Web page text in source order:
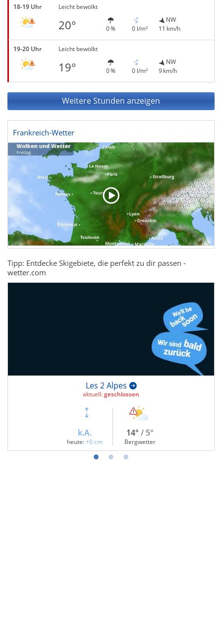
18-19 Uhr Leicht bewölkt
20° 0 % 0 l/m²
NW
11 km/h
19-20 Uhr Leicht bewölkt
19° 0 % 0 l/m²
NW
9 km/h
Weitere Stunden anzeigen
Frankreich-Wetter
Tipp: Entdecke Skigebiete, die perfekt zu dir passen -
wetter.com
Les 2 Alpes
aktuell:geschlossen
k.A.
heute: +0 cm
14° / 5°
Bergwetter